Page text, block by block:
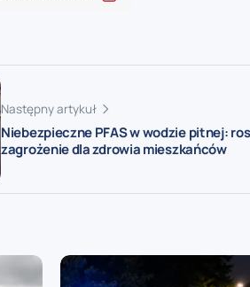
Następny artykuł
Niebezpieczne PFAS w wodzie pitnej:
zagrożenie dla zdrowia mieszkańców